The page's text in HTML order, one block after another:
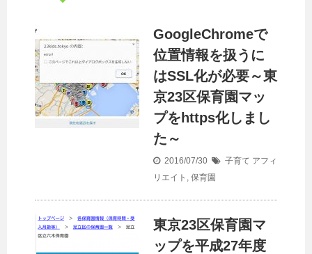
GoogleChromeで
位置情報を扱うに
はSSL化が必要～東
京23区保育園マッ
プをhttps化しまし
た～
2016/07/30 子育て アフィ
リエイト , 保育園
東京23区保育園マ
ップを平成27年度